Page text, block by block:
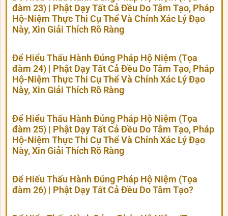
đàm 23) | Phật Dạy Tất Cả Đều Do Tâm Tạo, Pháp
Hộ-Niệm Thực Thi Cụ Thể Và Chính Xác Lý Đạo
Này, Xin Giải Thích Rõ Ràng
Để Hiểu Thấu Hành Đúng Pháp Hộ Niệm (Tọa
đàm 24) | Phật Dạy Tất Cả Đều Do Tâm Tạo, Pháp
Hộ-Niệm Thực Thi Cụ Thể Và Chính Xác Lý Đạo
Này, Xin Giải Thích Rõ Ràng
Để Hiểu Thấu Hành Đúng Pháp Hộ Niệm (Tọa
đàm 25) | Phật Dạy Tất Cả Đều Do Tâm Tạo, Pháp
Hộ-Niệm Thực Thi Cụ Thể Và Chính Xác Lý Đạo
Này, Xin Giải Thích Rõ Ràng
Để Hiểu Thấu Hành Đúng Pháp Hộ Niệm (Tọa
đàm 26) | Phật Dạy Tất Cả Đều Do Tâm Tạo?